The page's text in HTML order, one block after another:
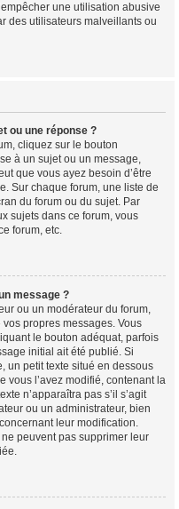
une utilisation abusive
des utilisateurs malveillants ou
ou une réponse ?
cliquez sur le bouton
à un sujet ou un message,
que vous ayez besoin d’être
Sur chaque forum, une liste de
du forum ou du sujet. Par
sujets dans ce forum, vous
forum, etc.
message ?
ou un modérateur du forum,
propres messages. Vous
le bouton adéquat, parfois
initial ait été publié. Si
un petit texte situé en dessous
vous l’avez modifié, contenant la
n’apparaîtra pas s’il s’agit
ou un administrateur, bien
leur modification.
peuvent pas supprimer leur